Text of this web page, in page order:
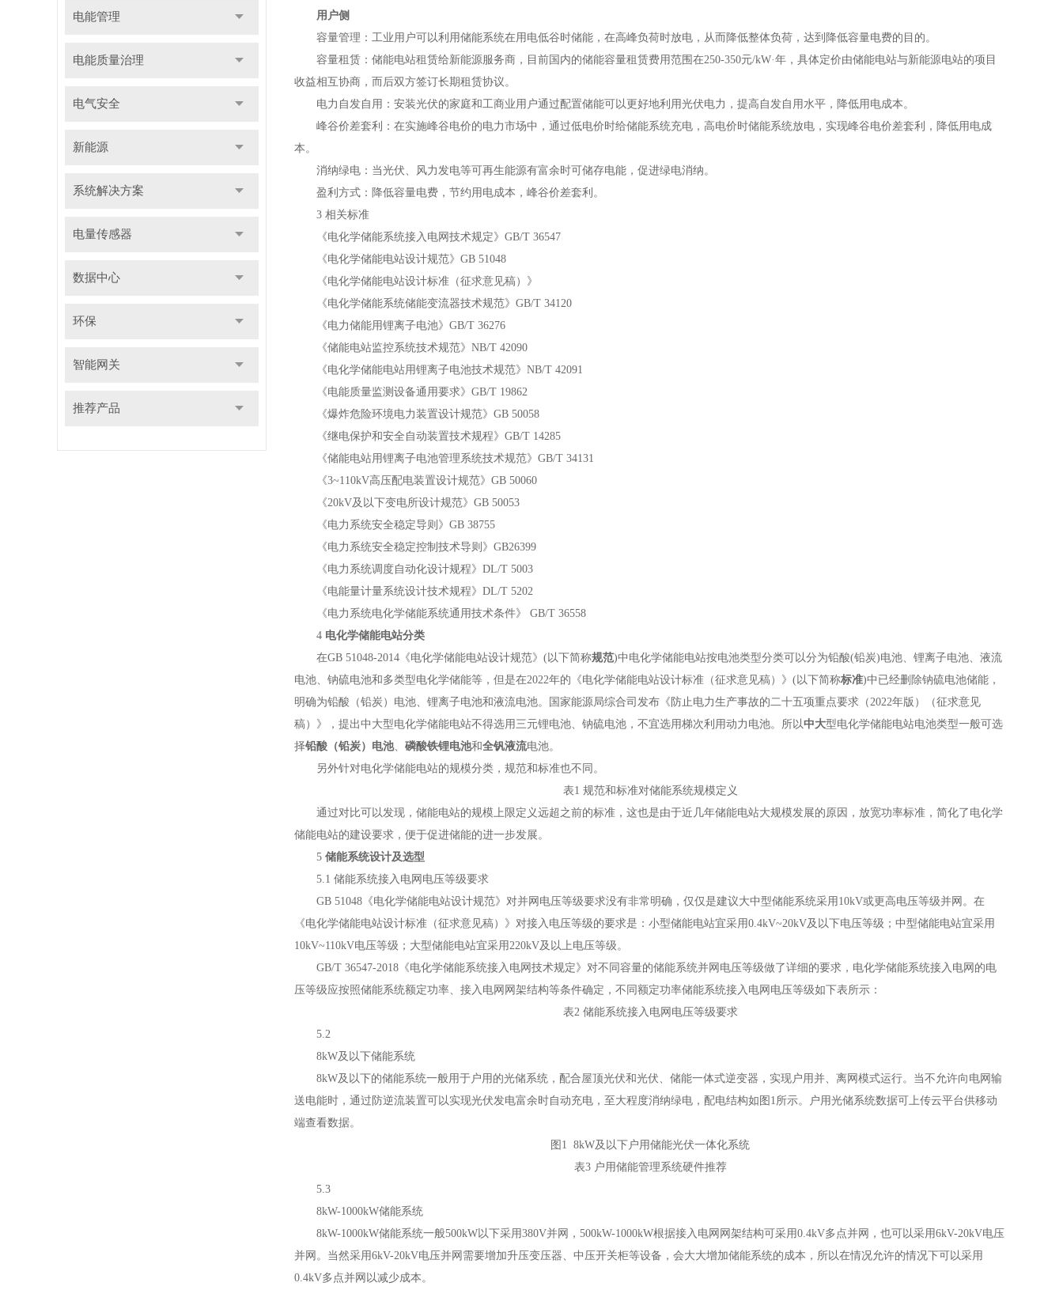
电能管理
电能质量治理
电气安全
新能源
系统解决方案
电量传感器
数据中心
环保
智能网关
推荐产品
用户侧
容量管理：工业用户可以利用储能系统在用电低谷时储能，在高峰负荷时放电，从而降低整体负荷，达到降低容量电费的目的。
容量租赁：储能电站租赁给新能源服务商，目前国内的储能容量租赁费用范围在250-350元/kW·年，具体定价由储能电站与新能源电站的项目
收益相互协商，而后双方签订长期租赁协议。
电力自发自用：安装光伏的家庭和工商业用户通过配置储能可以更好地利用光伏电力，提高自发自用水平，降低用电成本。
峰谷价差套利：在实施峰谷电价的电力市场中，通过低电价时给储能系统充电，高电价时储能系统放电，实现峰谷电价差套利，降低用电成
本。
消纳绿电：当光伏、风力发电等可再生能源有富余时可储存电能，促进绿电消纳。
盈利方式：降低容量电费，节约用电成本，峰谷价差套利。
3 相关标准
《电化学储能系统接入电网技术规定》GB/T 36547
《电化学储能电站设计规范》GB 51048
《电化学储能电站设计标准（征求意见稿）》
《电化学储能系统储能变流器技术规范》GB/T 34120
《电力储能用锂离子电池》GB/T 36276
《储能电站监控系统技术规范》NB/T 42090
《电化学储能电站用锂离子电池技术规范》NB/T 42091
《电能质量监测设备通用要求》GB/T 19862
《爆炸危险环境电力装置设计规范》GB 50058
《继电保护和安全自动装置技术规程》GB/T 14285
《储能电站用锂离子电池管理系统技术规范》GB/T 34131
《3~110kV高压配电装置设计规范》GB 50060
《20kV及以下变电所设计规范》GB 50053
《电力系统安全稳定导则》GB 38755
《电力系统安全稳定控制技术导则》GB26399
《电力系统调度自动化设计规程》DL/T 5003
《电能量计量系统设计技术规程》DL/T 5202
《电力系统电化学储能系统通用技术条件》 GB/T 36558
4 电化学储能电站分类
在GB 51048-2014《电化学储能电站设计规范》(以下简称规范)中电化学储能电站按电池类型分类可以分为铅酸(铅炭)电池、锂离子电池、液流
电池、钠硫电池和多类型电化学储能等，但是在2022年的《电化学储能电站设计标准（征求意见稿）》(以下简称标准)中已经删除钠硫电池储能，
明确为铅酸（铅炭）电池、锂离子电池和液流电池。国家能源局综合司发布《防止电力生产事故的二十五项重点要求（2022年版）（征求意见
稿）》，提出中大型电化学储能电站不得选用三元锂电池、钠硫电池，不宜选用梯次利用动力电池。所以中大型电化学储能电站电池类型一般可选
择铅酸（铅炭）电池、 磷酸铁锂电池和全钒液流电池。
另外针对电化学储能电站的规模分类，规范和标准也不同。
表1 规范和标准对储能系统规模定义
通过对比可以发现，储能电站的规模上限定义远超之前的标准，这也是由于近几年储能电站大规模发展的原因，放宽功率标准，简化了电化学
储能电站的建设要求，便于促进储能的进一步发展。
5 储能系统设计及选型
5.1 储能系统接入电网电压等级要求
GB 51048《电化学储能电站设计规范》对并网电压等级要求没有非常明确，仅仅是建议大中型储能系统采用10kV或更高电压等级并网。在
《电化学储能电站设计标准（征求意见稿）》对接入电压等级的要求是：小型储能电站宜采用0.4kV~20kV及以下电压等级；中型储能电站宜采用
10kV~110kV电压等级；大型储能电站宜采用220kV及以上电压等级。
GB/T 36547-2018《电化学储能系统接入电网技术规定》对不同容量的储能系统并网电压等级做了详细的要求，电化学储能系统接入电网的电
压等级应按照储能系统额定功率、接入电网网架结构等条件确定，不同额定功率储能系统接入电网电压等级如下表所示：
表2 储能系统接入电网电压等级要求
5.2
8kW及以下储能系统
8kW及以下的储能系统一般用于户用的光储系统，配合屋顶光伏和光伏、储能一体式逆变器，实现户用并、离网模式运行。当不允许向电网输
送电能时，通过防逆流装置可以实现光伏发电富余时自动充电，至大程度消纳绿电，配电结构如图1所示。户用光储系统数据可上传云平台供移动
端查看数据。
图1 8kW及以下户用储能光伏一体化系统
表3 户用储能管理系统硬件推荐
5.3
8kW-1000kW储能系统
8kW-1000kW储能系统一般500kW以下采用380V并网，500kW-1000kW根据接入电网网架结构可采用0.4kV多点并网，也可以采用6kV-20kV电压
并网。当然采用6kV-20kV电压并网需要增加升压变压器、中压开关柜等设备，会大大增加储能系统的成本，所以在情况允许的情况下可以采用
0.4kV多点并网以减少成本。